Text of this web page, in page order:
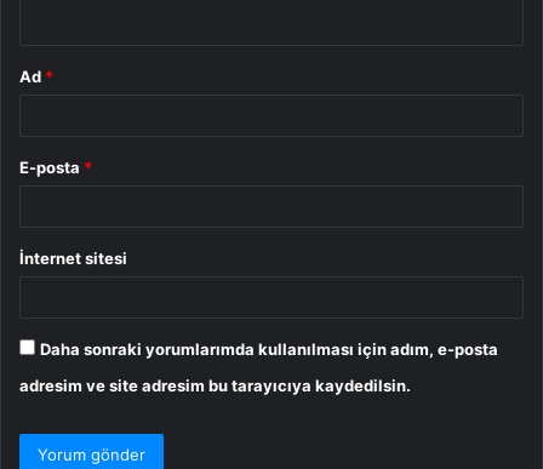
Ad *
E-posta *
İnternet sitesi
Daha sonraki yorumlarımda kullanılması için adım, e-posta
adresim ve site adresim bu tarayıcıya kaydedilsin.